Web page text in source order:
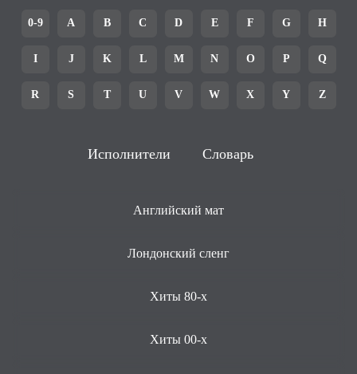
0-9 A B C D E F G H
I J K L M N O P Q
R S T U V W X Y Z
Исполнители Словарь
Английский мат
Лондонский сленг
Хиты 80-х
Хиты 00-х